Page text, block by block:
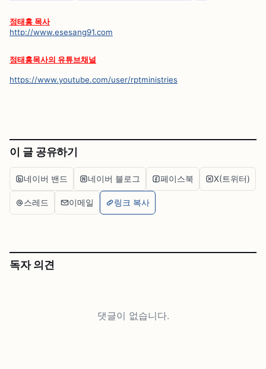
정태홍 목사
http://www.esesang91.com
정태홍목사의 유튜브채널
https://www.youtube.com/user/rptministries
이 글 공유하기
네이버 밴드 네이버 블로그 페이스북 X(트위터)
스레드 이메일 링크 복사
독자 의견
댓글이 없습니다.